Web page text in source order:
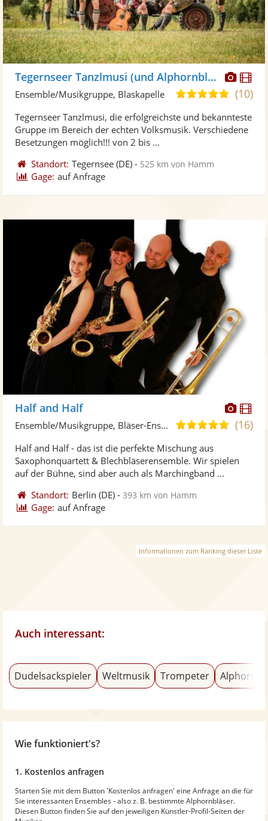
Fotos
Tegernseer Tanzlmusi (und Alphornbläser)
5,0
5
(10)
Ensemble/Musikgruppe, Blaskapelle
Tegernseer Tanzlmusi, die erfolgreichste und bekannteste
Gruppe im Bereich der echten Volksmusik. Verschiedene
Besetzungen möglich!!! von 2 bis ...
Standort: Tegernsee (DE) - 525 km von Hamm
Gage: auf Anfrage
Half and Half
5,0(16)
Ensemble/Musikgruppe, Bläser-Ensemble
Half and Half - das ist die perfekte Mischung aus
Saxophonquartett & Blechbläserensemble. Wir spielen
auf der Bühne, sind aber auch als Marchingband ...
Standort: Berlin (DE) -393 km von Hamm
Gage: auf Anfrage
Informationen zum Ranking dieser Liste
Auch interessant:
Dudelsackspieler Weltmusik Trompeter
Wie funktioniert's?
1. Kostenlos anfragen
Starten Sie mit dem Button 'Kostenlos anfragen' eine Anfrage an die für
Sie interessanten Ensembles - also z. B. bestimmte Alphornbläser.
Diesen Button finden Sie auf den jeweiligen Künstler-Profil-Seiten der